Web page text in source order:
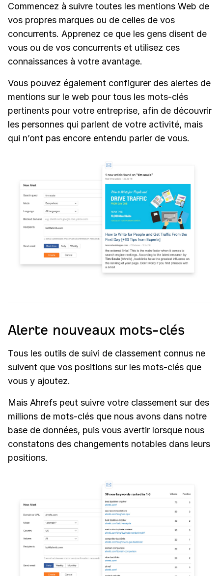
Commencez à suivre toutes les mentions Web de
vos propres marques ou de celles de vos
concurrents. Apprenez ce que les gens disent de
vous ou de vos concurrents et utilisez ces
connaissances à votre avantage.
Vous pouvez également configurer des alertes de
mentions sur le web pour tous les mots-clés
pertinents pour votre entreprise, afin de découvrir
les personnes qui parlent de votre activité, mais
qui n’ont pas encore entendu parler de vous.
Alerte nouveaux mots-clés
Tous les outils de suivi de classement connus ne
suivent que vos positions sur les mots-clés que
vous y ajoutez.
Mais Ahrefs peut suivre votre classement sur des
millions de mots-clés que nous avons dans notre
base de données, puis vous avertir lorsque nous
constatons des changements notables dans leurs
positions.